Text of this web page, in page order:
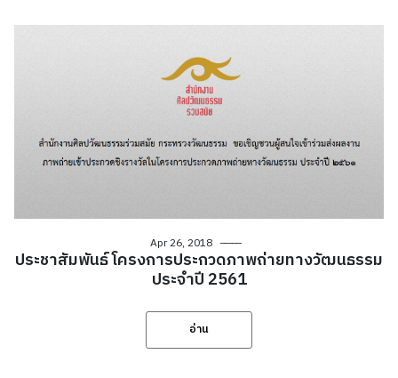
Apr 26, 2018
ประชาสัมพันธ์ โครงการประกวดภาพถ่ายทางวัฒนธรรม
ประจำปี 2561
อ่าน